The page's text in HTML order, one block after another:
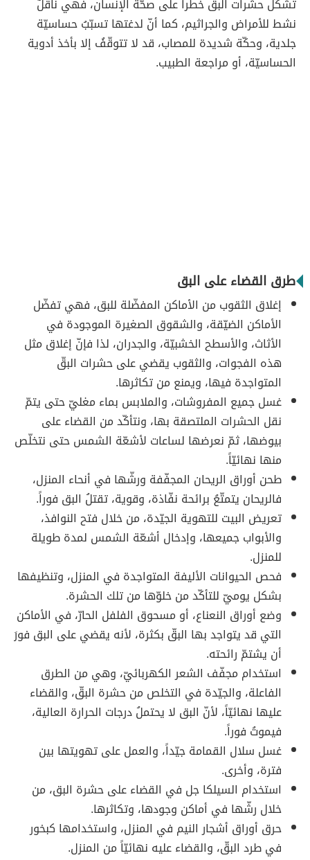
تشكّل حشرات البقّ خطراً على صحّة الإنسان، فهي ناقلٌ
نشط للأمراض والجراثيم، كما أنّ لدغتها تسبّبُ حساسيّة
جلدية، وحكّة شديدة للمصاب، قد لا تتوقّفُ إلا بأخذ أدوية
الحساسيّة، أو مراجعة الطبيب.
طرق القضاء على البق
إغلاق الثقوب من الأماكن المفضّلة للبق، فهي تفضّل
الأماكن الضيّقة، والشقوق الصغيرة الموجودة في
الأثاث، والأسطح الخشبيّة، والجدران، لذا فإنّ إغلاق مثل
هذه الفجوات، والثقوب يقضي على حشرات البقّ
المتواجدة فيها، ويمنع من تكاثرها.
غسل جميع المفروشات، والملابس بماء مغليّ حتى يتمّ
نقل الحشرات الملتصقة بها، ونتأكّد من القضاء على
بيوضها، ثمّ نعرضها لساعات لأشعّة الشمس حتى نتخلّص
منها نهائيّاً.
طحن أوراق الريحان المجفّفة ورشّها في أنحاء المنزل،
فالريحان يتمتّعُ برائحة نفّاذة، وقوية، تقتلُ البق فوراً.
تعريض البيت للتهوية الجيّدة، من خلال فتح النوافذ،
والأبواب جميعها، وإدخال أشعّة الشمس لمدة طويلة
للمنزل.
فحص الحيوانات الأليفة المتواجدة في المنزل، وتنظيفها
بشكل يوميّ للتأكّد من خلوّها من تلك الحشرة.
وضع أوراق النعناع، أو مسحوق الفلفل الحارّ، في الأماكن
التي قد يتواجد بها البقّ بكثرة، لأنه يقضي على البق فورَ
أن يشتمّ رائحته.
استخدام مجفّف الشعر الكهربائيّ، وهي من الطرق
الفاعلة، والجيّدة في التخلص من حشرة البقّ، والقضاء
عليها نهائيّاً، لأنّ البق لا يحتملُ درجات الحرارة العالية،
فيموتُ فوراً.
غسل سلال القمامة جيّداً، والعمل على تهويتها بين
فترة، وأخرى.
استخدام السيلكا جل في القضاء على حشرة البق، من
خلال رشّها في أماكن وجودها، وتكاثرها.
حرق أوراق أشجار النيم في المنزل، واستخدامها كبخور
في طرد البقّ، والقضاء عليه نهائيّاً من المنزل.